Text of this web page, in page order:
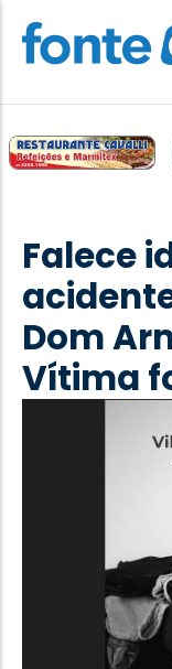
Destaque
Esporte
Geral
Obituário
Santa Helena e
Saúde e Bem-
Falece
Dom
Vítima